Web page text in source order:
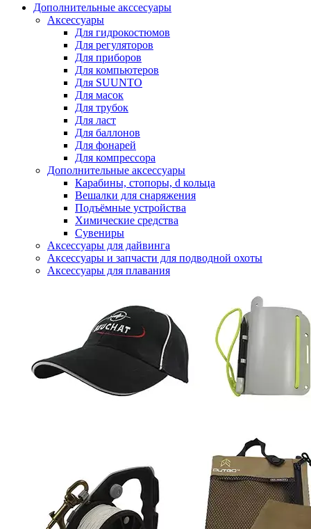
Дополнительные акссесуары
Аксессуары
Для гидрокостюмов
Для регуляторов
Для приборов
Для компьютеров
Для SUUNTO
Для масок
Для трубок
Для ласт
Для баллонов
Для фонарей
Для компрессора
Дополнительные аксессуары
Карабины, стопоры, d кольца
Вешалки для снаряжения
Подъёмные устройства
Химические средства
Сувениры
Аксессуары для дайвинга
Аксессуары и запчасти для подводной охоты
Аксессуары для плавания